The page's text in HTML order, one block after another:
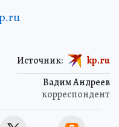
Вадим Андреев
корреспондент
Источник: kp.ru